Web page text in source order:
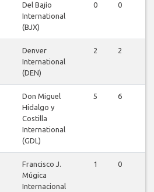
Del Bajío
International
(BJX)
0 0
Denver
International
(DEN)
2 2
Don Miguel
Hidalgo y
Costilla
International
(GDL)
5 6
Francisco J.
Múgica
Internacional
1 0